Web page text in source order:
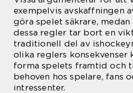
exempelvis avskaffningen
göra spelet säkrare,
dessa regler tar bort en
traditionell del av
olika reglers konsekvenser
forma spelets framtid och
behoven hos spelare, fans
intressenter.